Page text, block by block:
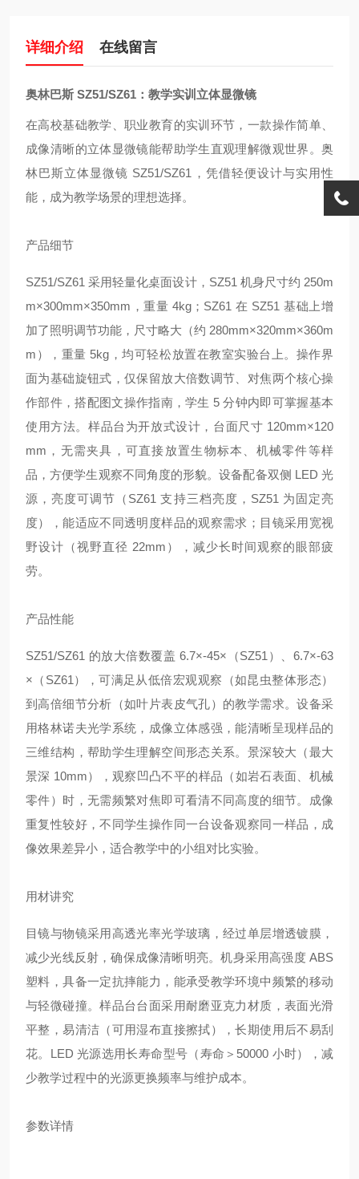
详细介绍 在线留言
奥林巴斯 SZ51/SZ61：教学实训立体显微镜
在高校基础教学、职业教育的实训环节，一款操作简单、
成像清晰的立体显微镜能帮助学生直观理解微观世界。奥
林巴斯立体显微镜 SZ51/SZ61，凭借轻便设计与实用性
能，成为教学场景的理想选择。
产品细节
SZ51/SZ61 采用轻量化桌面设计，SZ51 机身尺寸约 250m
m×300mm×350mm，重量 4kg；SZ61 在 SZ51 基础上增
加了照明调节功能，尺寸略大（约 280mm×320mm×360m
m），重量 5kg，均可轻松放置在教室实验台上。操作界
面为基础旋钮式，仅保留放大倍数调节、对焦两个核心操
作部件，搭配图文操作指南，学生 5 分钟内即可掌握基本
使用方法。样品台为开放式设计，台面尺寸 120mm×120
mm，无需夹具，可直接放置生物标本、机械零件等样
品，方便学生观察不同角度的形貌。设备配备双侧 LED 光
源，亮度可调节（SZ61 支持三档亮度，SZ51 为固定亮
度），能适应不同透明度样品的观察需求；目镜采用宽视
野设计（视野直径 22mm），减少长时间观察的眼部疲
劳。
产品性能
SZ51/SZ61 的放大倍数覆盖 6.7×-45×（SZ51）、6.7×-63
×（SZ61），可满足从低倍宏观观察（如昆虫整体形态）
到高倍细节分析（如叶片表皮气孔）的教学需求。设备采
用格林诺夫光学系统，成像立体感强，能清晰呈现样品的
三维结构，帮助学生理解空间形态关系。景深较大（最大
景深 10mm），观察凹凸不平的样品（如岩石表面、机械
零件）时，无需频繁对焦即可看清不同高度的细节。成像
重复性较好，不同学生操作同一台设备观察同一样品，成
像效果差异小，适合教学中的小组对比实验。
用材讲究
目镜与物镜采用高透光率光学玻璃，经过单层增透镀膜，
减少光线反射，确保成像清晰明亮。机身采用高强度 ABS
塑料，具备一定抗摔能力，能承受教学环境中频繁的移动
与轻微碰撞。样品台台面采用耐磨亚克力材质，表面光滑
平整，易清洁（可用湿布直接擦拭），长期使用后不易刮
花。LED 光源选用长寿命型号（寿命＞50000 小时），减
少教学过程中的光源更换频率与维护成本。
参数详情